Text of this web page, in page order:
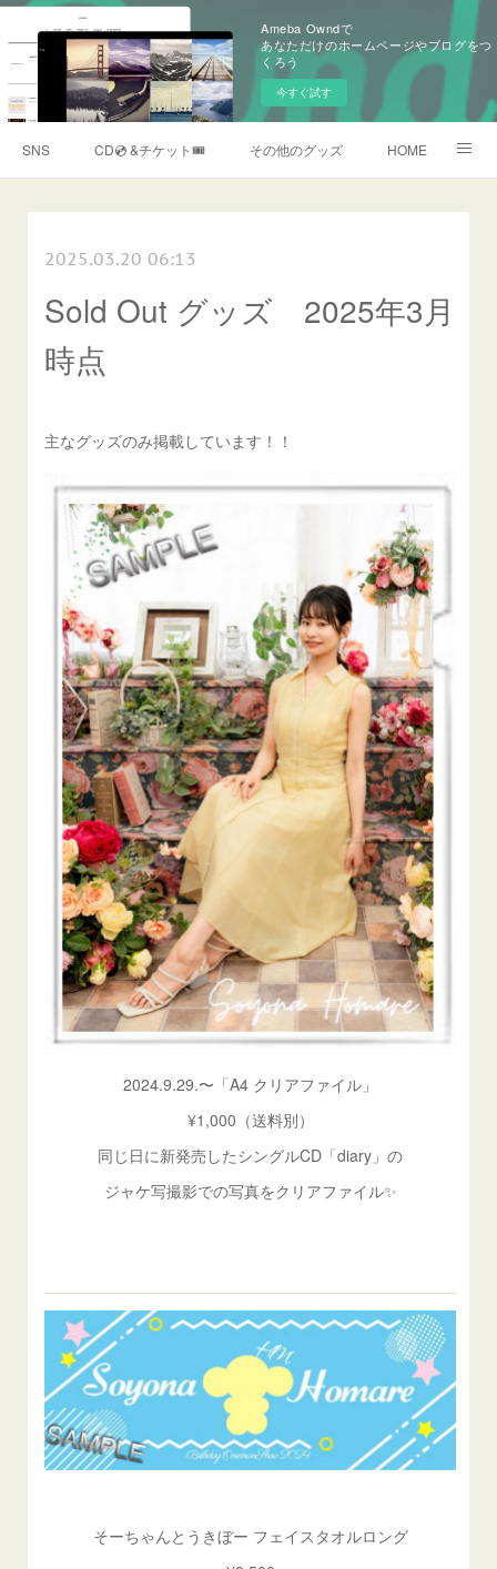
Ameba Owndで
あなただけのホームページやブログをつ
くろう
今すぐ試す
SNS CD💿 &チケット🎟️ その他のグッズ HOME
2025.03.20 06:13
Sold Out グッズ 2025年3月
時点
主なグッズのみ掲載しています！！
2024.9.29.〜「A4 クリアファイル」
¥1,000（送料別）
同じ日に新発売したシングルCD「diary」の
ジャケ写撮影での写真をクリアファイル✨
そーちゃんとうきぼー フェイスタオルロング